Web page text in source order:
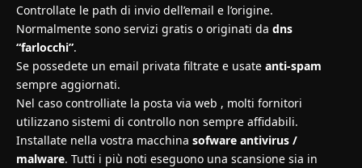
Controllate le path di invio dell’email e l’origine.
Normalmente sono servizi gratis o originati da dns
“farlocchi”.
Se possedete un email privata filtrate e usate anti-spam
sempre aggiornati.
Nel caso controlliate la posta via web , molti fornitori
utilizzano sistemi di controllo non sempre affidabili.
Installate nella vostra macchina sofware antivirus /
malware. Tutti i più noti eseguono una scansione sia in